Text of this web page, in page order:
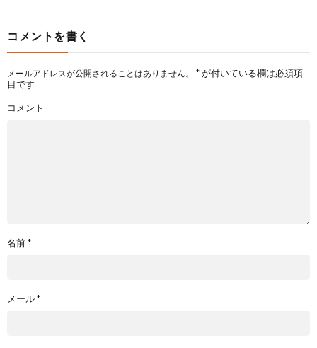
コメントを書く
メールアドレスが公開されることはありません。 *が付いている欄は必須項
目です
コメント
名前*
メール*